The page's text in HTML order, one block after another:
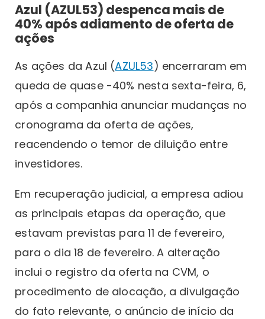
Azul (AZUL53) despenca mais de
40% após adiamento de oferta de
ações
As ações da Azul (AZUL53) encerraram em
queda de quase -40% nesta sexta-feira, 6,
após a companhia anunciar mudanças no
cronograma da oferta de ações,
reacendendo o temor de diluição entre
investidores.
Em recuperação judicial, a empresa adiou
as principais etapas da operação, que
estavam previstas para 11 de fevereiro,
para o dia 18 de fevereiro. A alteração
inclui o registro da oferta na CVM, o
procedimento de alocação, a divulgação
do fato relevante, o anúncio de início da